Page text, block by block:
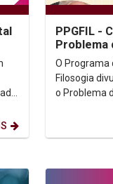
PPGFIL -
Problema
sobre a
O Programa
Filosogia
o Problema